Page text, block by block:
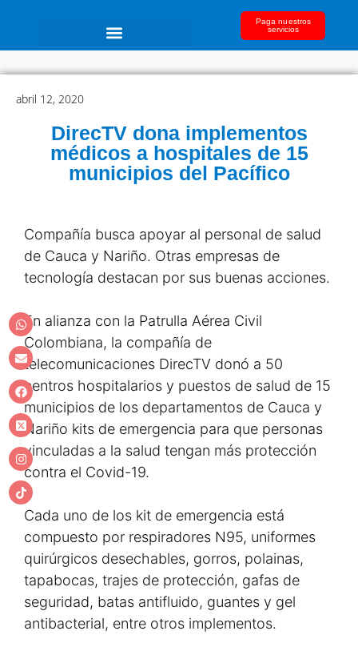
Paga nuestros
servicios
abril 12, 2020
DirecTV dona implementos
médicos a hospitales de 15
municipios del Pacífico
Compañía busca apoyar al personal de salud
de Cauca y Nariño. Otras empresas de
tecnología destacan por sus buenas acciones.
En alianza con la Patrulla Aérea Civil
Colombiana, la compañía de
telecomunicaciones DirecTV donó a 50
centros hospitalarios y puestos de salud de 15
municipios de los departamentos de Cauca y
Nariño kits de emergencia para que personas
vinculadas a la salud tengan más protección
contra el Covid-19.
Cada uno de los kit de emergencia está
compuesto por respiradores N95, uniformes
quirúrgicos desechables, gorros, polainas,
tapabocas, trajes de protección, gafas de
seguridad, batas antifluido, guantes y gel
antibacterial, entre otros implementos.